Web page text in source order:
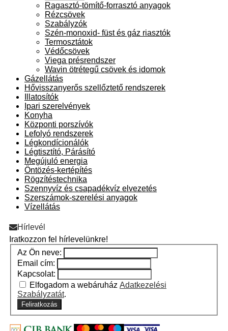
Ragasztó-tömítő-forrasztó anyagok
Rézcsövek
Szabályzók
Szén-monoxid- füst és gáz riasztók
Termosztátok
Védőcsövek
Viega présrendszer
Wavin ötrétegű csövek és idomok
Gázellátás
Hővisszanyerős szellőztető rendszerek
Illatosítók
Ipari szerelvények
Konyha
Központi porszívók
Lefolyó rendszerek
Légkondícionálók
Légtisztító, Párásító
Megújuló energia
Öntözés-kertépítés
Rögzítéstechnika
Szennyvíz és csapadékvíz elvezetés
Szerszámok-szerelési anyagok
Vízellátás
Hírlevél
Iratkozzon fel hírlevelünkre!
Az Ön neve:
Email cím:
Kapcsolat:
Elfogadom a webáruház Adatkezelési
Szabályzatát.
Feliratkozás